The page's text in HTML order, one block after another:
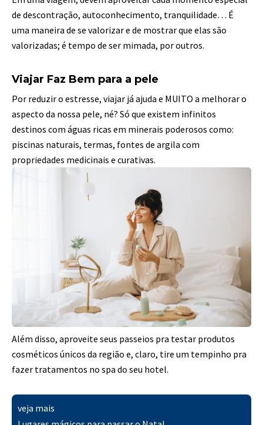
de descontração, autoconhecimento, tranquilidade… É
uma maneira de se valorizar e de mostrar que elas são
valorizadas; é tempo de ser mimada, por outros.
Viajar Faz Bem para a pele
Por reduzir o estresse, viajar já ajuda e MUITO a melhorar o
aspecto da nossa pele, né? Só que existem infinitos
destinos com águas ricas em minerais poderosos como:
piscinas naturais, termas, fontes de argila com
propriedades medicinais e curativas.
Além disso, aproveite seus passeios pra testar produtos
cosméticos únicos da região e, claro, tire um tempinho pra
fazer tratamentos no spa do seu hotel.
veja mais